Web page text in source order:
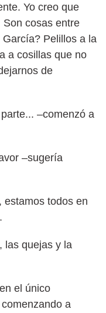
Yo creo que
Son cosas entre
Pelillos a la
a cosillas que no
de
–comenzó a
–sugería
todos en
las quejas y la
el único
a